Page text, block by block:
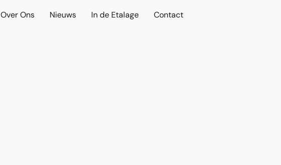
Over Ons Nieuws In de Etalage Contact